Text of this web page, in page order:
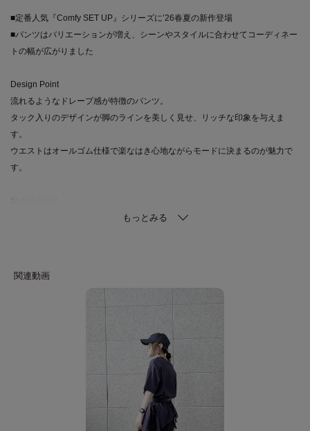
■定番人気『Comfy SET UP』シリーズに’26春夏の新作登場
■パンツはバリエーションが増え、シーンやスタイルに合わせてコーディネー
トの幅が広がりました
Design Point
流れるようなドレープ感が特徴のパンツ。
タック入りのデザインが脚のラインを美しく見せ、リッチな印象を与えま
す。
ウエストはオールゴム仕様で楽なはき心地ながらモードに決まるのが魅力で
す。
同素材のジャケットやジレとセットアップで、またはシンプルなトップスや
靴もサンダルやミュールからフラットシューズまでバランスよくコーディネ
接触冷感機能とUVカット機能を併せ持つリサイクルポリエステルを使用した
軽やかな素材感が特徴で着心地も快適。
通気性が良く、季節を問わず快適に着用できるのが魅力。
リラックスしたデザインながらも、きちんと感を保つことができるのがポイ